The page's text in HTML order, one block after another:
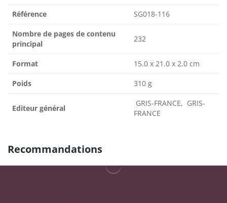
Référence SG018-116
Nombre de pages de contenu
principal
232
Format 15.0 x 21.0 x 2.0 cm
Poids 310 g
Editeur général
GRIS-FRANCE, GRIS-
FRANCE
Recommandations